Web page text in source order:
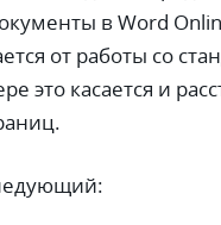
в Word
от работы со
это касается и